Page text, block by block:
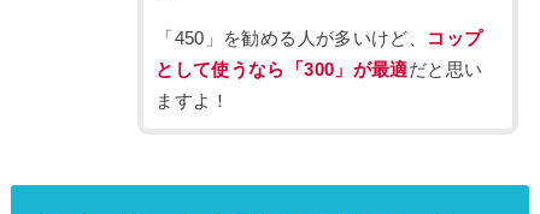
「450」を勧める人が多いけど、
コップ
として使うなら「300」が最適だと思い
ますよ！